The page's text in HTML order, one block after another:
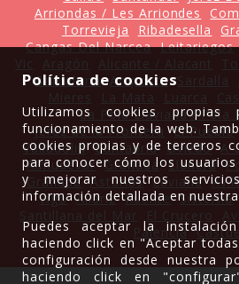
Arriondas / Les Arriondes
Torrevieja
Ribadesella
Cangas Del Narcea Leitariegos
Barcelona
Amposta
La Pola Llaviana / Pola
Jerez de la Frontera
El Pueblo
Valladolid Cantabria Oviedo
Almudévar Granada Llanera
Granada Asturias Laviana
Vigo Allariz Ruente Sisterna
Palencia
Política de cookies
Utilizamos cookies propias
funcionamiento de la web.
cookies propias y de terceros
para conocer cómo los
y mejorar nuestros
información detallada en
Puedes aceptar la
haciendo click en "Aceptar
configuración desde nuestra
haciendo click en